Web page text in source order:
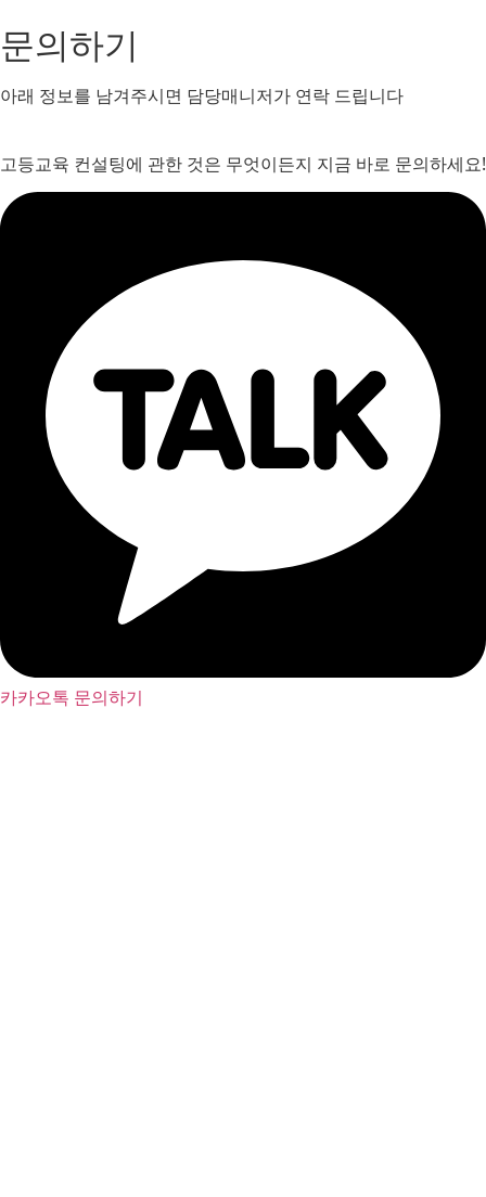
문의하기
아래 정보를 남겨주시면 담당매니저가 연락 드립니다
고등교육 컨설팅에 관한 것은 무엇이든지 지금 바로 문의하세요!
카카오톡 문의하기